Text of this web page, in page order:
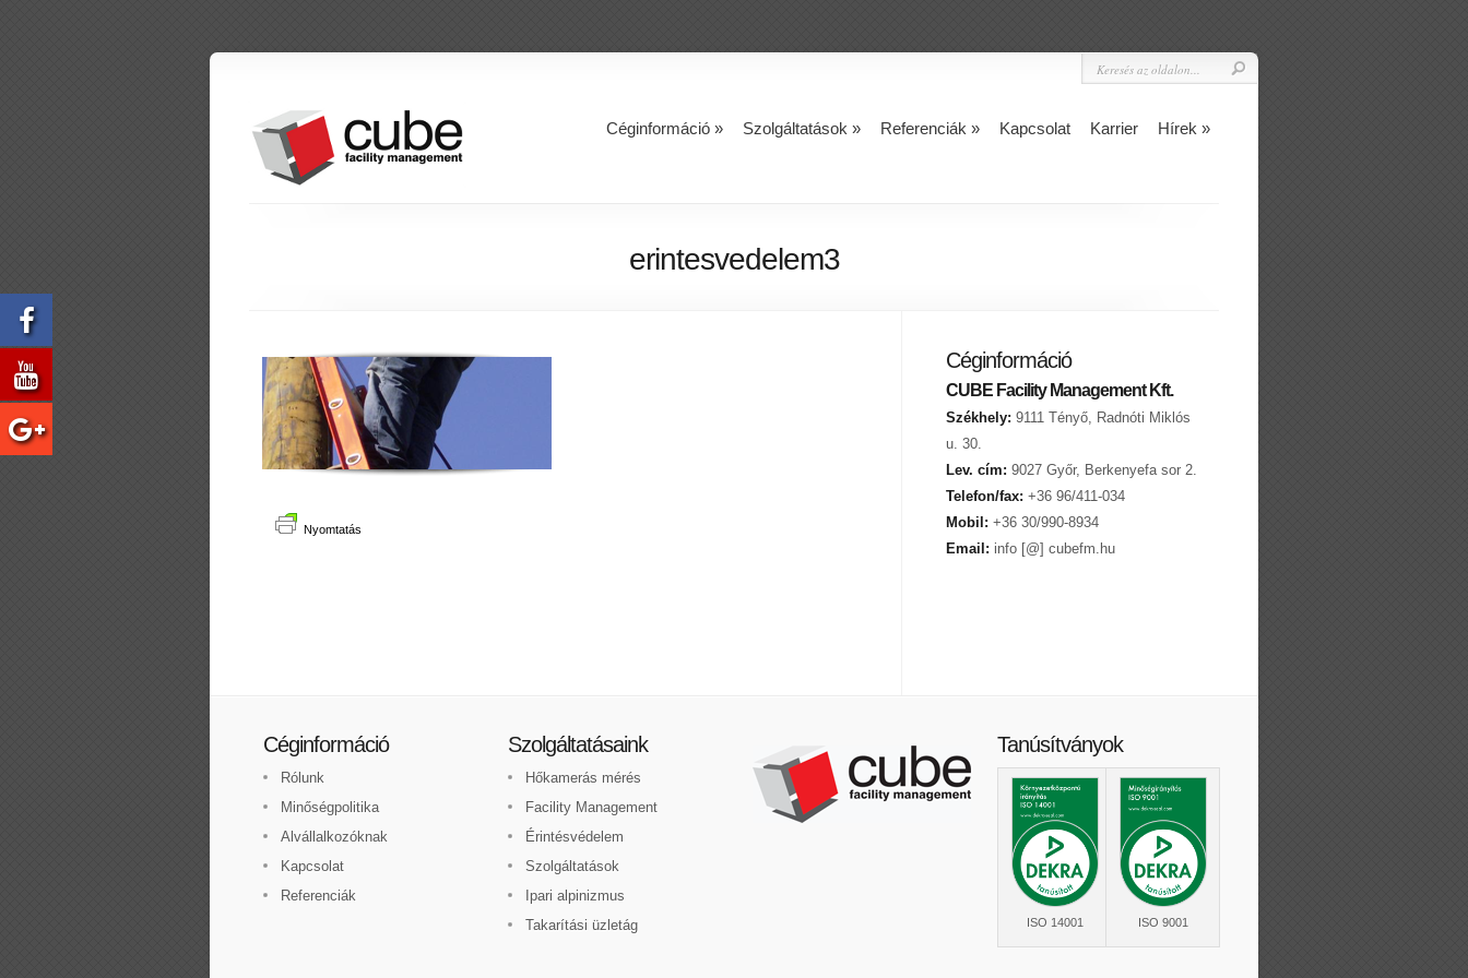
Céginformáció » Szolgáltatások » Referenciák » Kapcsolat Karrier Hírek »
erintesvedelem3
Nyomtatás
Céginformáció
CUBE Facility Management Kft.
Székhely: 9111 Tényő, Radnóti Miklós
u. 30.
Lev. cím: 9027 Győr, Berkenyefa sor 2.
Telefon/fax: +36 96/411-034
Mobil: +36 30/990-8934
Email: info [@] cubefm.hu
Céginformáció
Rólunk
Minőségpolitika
Alvállalkozóknak
Kapcsolat
Referenciák
Szolgáltatásaink
Hőkamerás mérés
Facility Management
Érintésvédelem
Szolgáltatások
Ipari alpinizmus
Takarítási üzletág
Tanúsítványok
ISO 14001 ISO 9001